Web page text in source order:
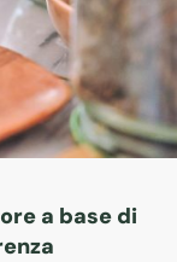
a base di